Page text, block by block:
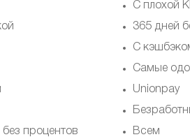
процентов
С плохой
365 дней
С
Самые
Unionpay
Всем